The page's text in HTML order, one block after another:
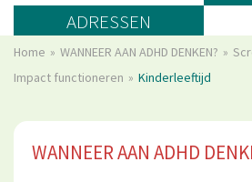
ADRESSEN
Home WANNEER AAN ADHD DENKEN?
Impact functioneren
Kinderleeftijd
WANNEER AAN ADHD